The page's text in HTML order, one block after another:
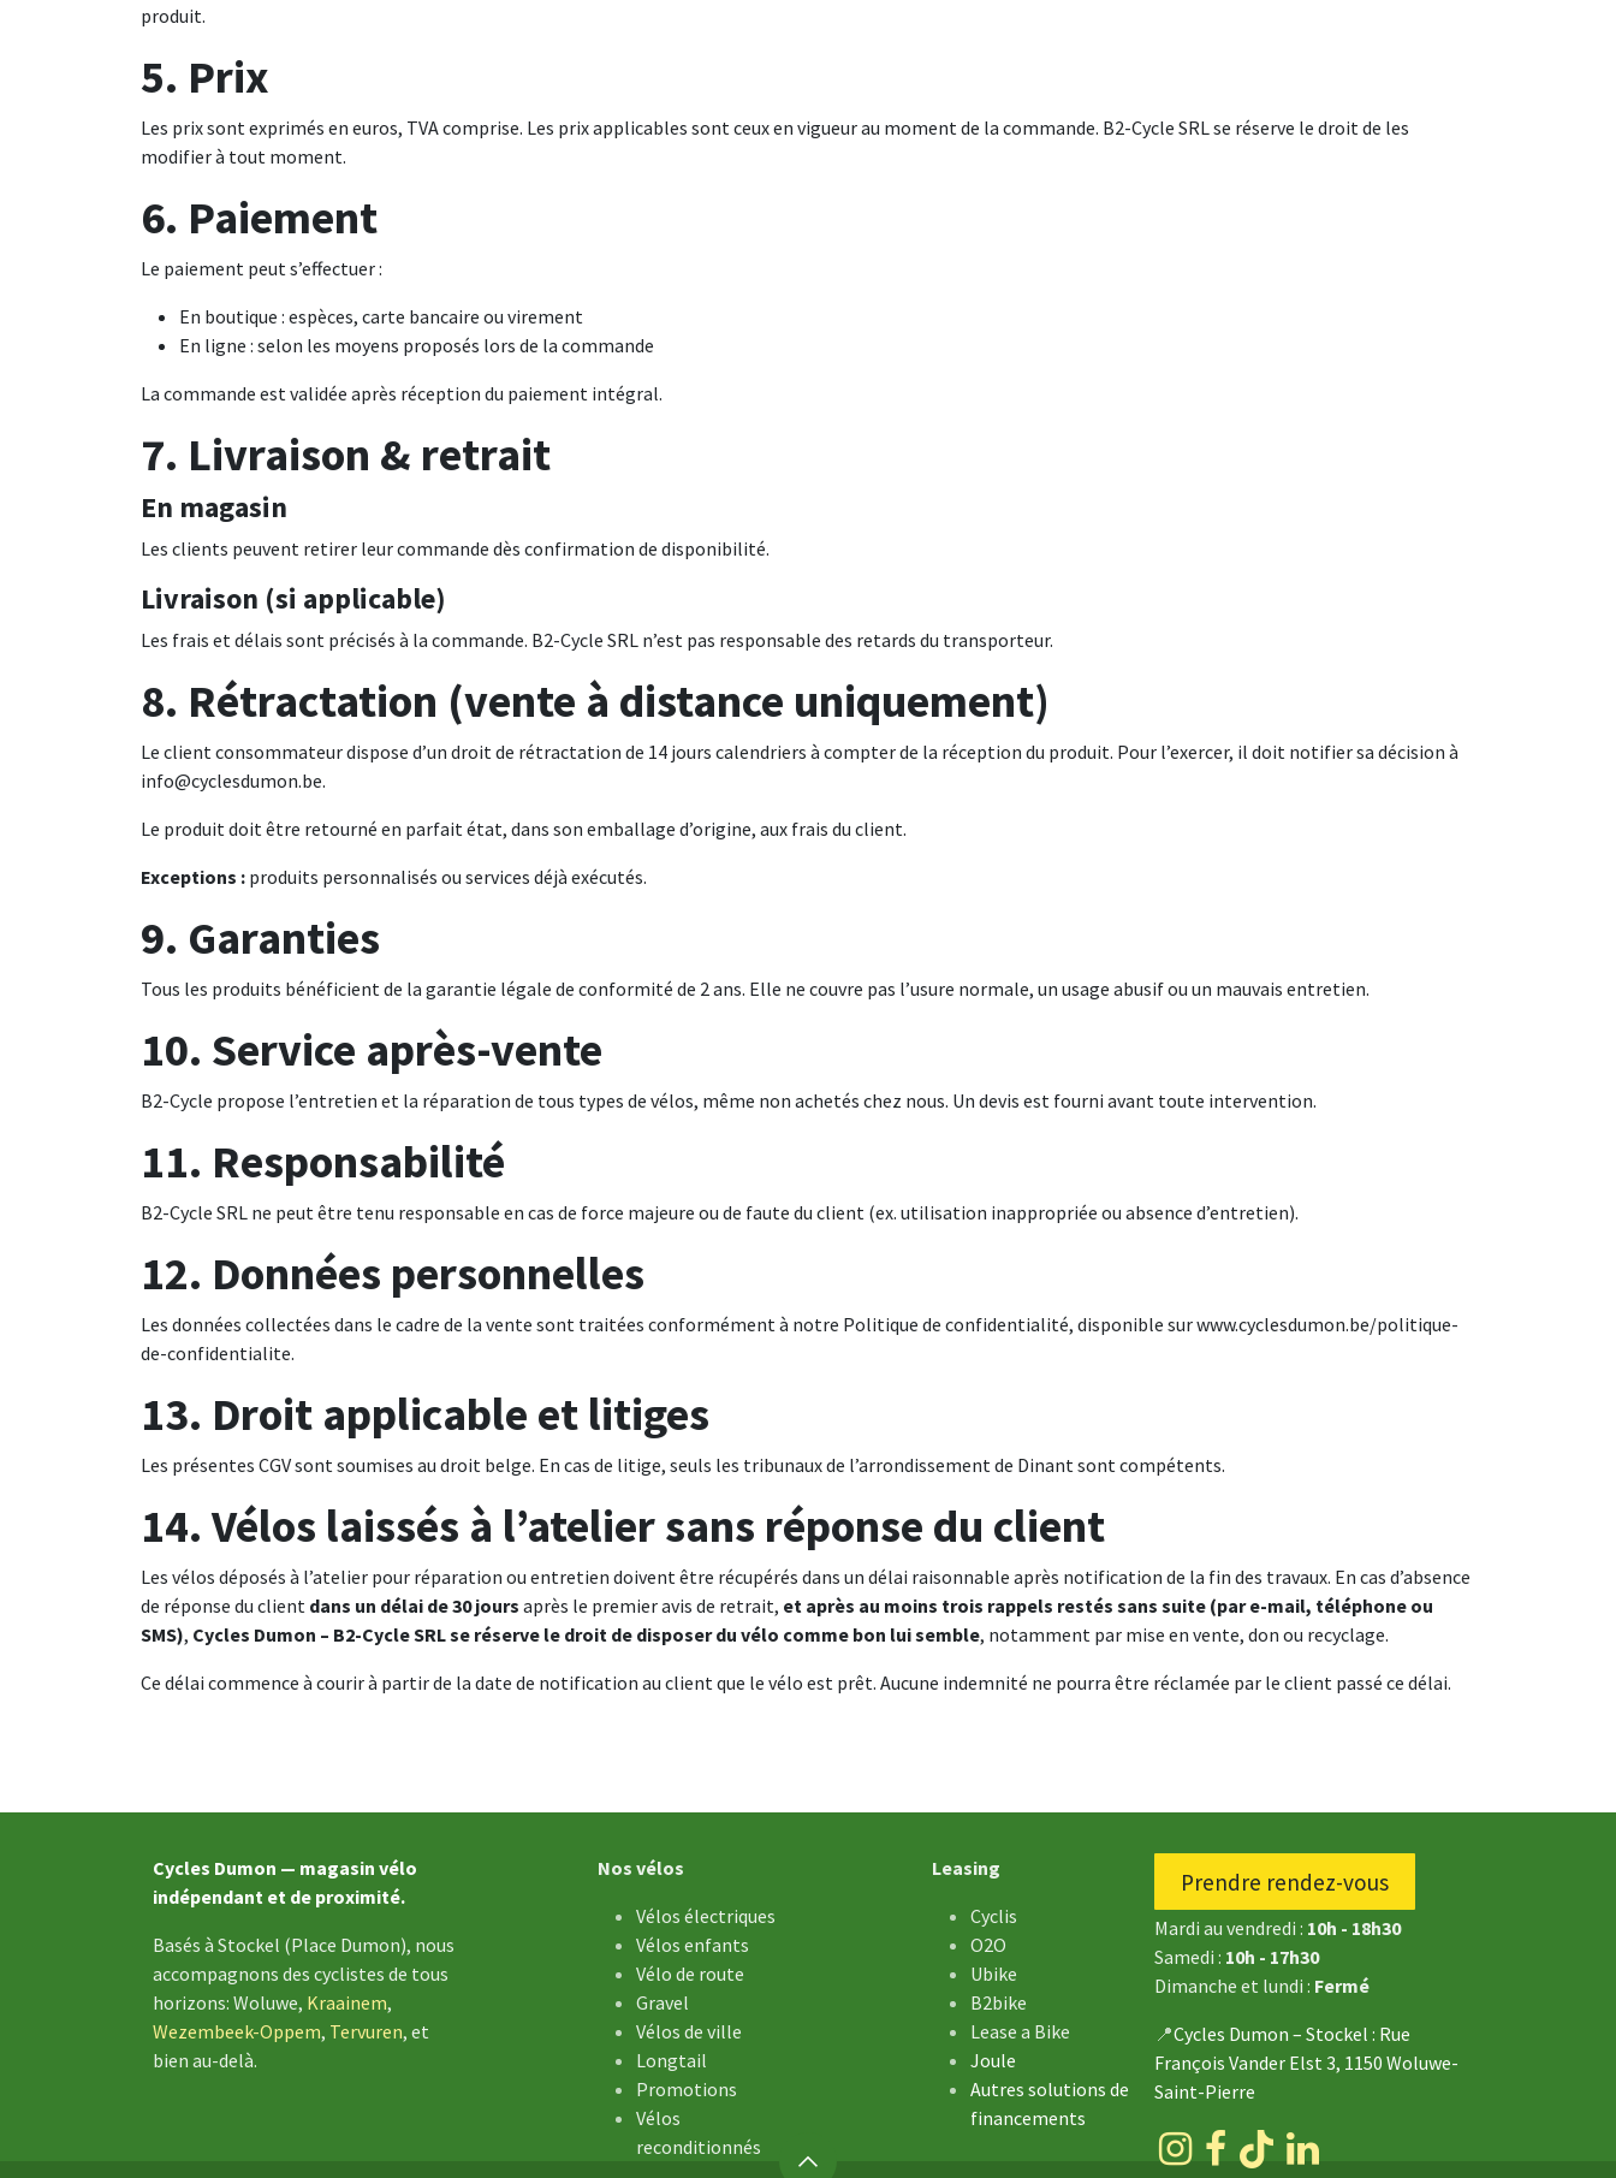
produit.
5. Prix
Les prix sont exprimés en euros, TVA comprise. Les prix applicables sont ceux en vigueur au moment de la commande. B2-Cycle SRL se réserve le droit de les
modifier à tout moment.
6. Paiement
Le paiement peut s’effectuer :
En boutique : espèces, carte bancaire ou virement
En ligne : selon les moyens proposés lors de la commande
La commande est validée après réception du paiement intégral.
7. Livraison & retrait
En magasin
Les clients peuvent retirer leur commande dès confirmation de disponibilité.
Livraison (si applicable)
Les frais et délais sont précisés à la commande. B2-Cycle SRL n’est pas responsable des retards du transporteur.
8. Rétractation (vente à distance uniquement)
Le client consommateur dispose d’un droit de rétractation de 14 jours calendriers à compter de la réception du produit. Pour l’exercer, il doit notifier sa décision à
info@cyclesdumon.be.
Le produit doit être retourné en parfait état, dans son emballage d’origine, aux frais du client.
Exceptions : produits personnalisés ou services déjà exécutés.
9. Garanties
Tous les produits bénéficient de la garantie légale de conformité de 2 ans. Elle ne couvre pas l’usure normale, un usage abusif ou un mauvais entretien.
10. Service après-vente
B2-Cycle propose l’entretien et la réparation de tous types de vélos, même non achetés chez nous. Un devis est fourni avant toute intervention.
11. Responsabilité
B2-Cycle SRL ne peut être tenu responsable en cas de force majeure ou de faute du client (ex. utilisation inappropriée ou absence d’entretien).
12. Données personnelles
Les données collectées dans le cadre de la vente sont traitées conformément à notre Politique de confidentialité, disponible surwww.cyclesdumon.be/politique-
de-confidentialite.
13. Droit applicable et litiges
Les présentes CGV sont soumises au droit belge. En cas de litige, seuls les tribunaux de l’arrondissement de Dinant sont compétents.
14. Vélos laissés à l’atelier sans réponse du client
Les vélos déposés à l’atelier pour réparation ou entretien doivent être récupérés dans un délai raisonnable après notification de la fin des travaux. En cas d’absence
de réponse du client dans un délai de 30 jours après le premier avis de retrait, et après au moins trois rappels restés sans suite (par e-mail, téléphone ou
SMS), Cycles Dumon – B2-Cycle SRL se réserve le droit de disposer du vélo comme bon lui semble, notamment par mise en vente, don ou recyclage.
Ce délai commence à courir à partir de la date de notification au client que le vélo est prêt. Aucune indemnité ne pourra être réclamée par le client passé ce délai.
Cycles Dumon — magasin vélo
indépendant et de proximité.
Basés à Stockel (Place Dumon), nous
accompagnons des cyclistes de tous
horizons: Woluwe, Kraainem,
Wezembeek-Oppem, Tervuren, et
bien au-delà.
Nos vélos
Vélos électriques
Vélos enfants
Vélo de ​route
Gravel
Vélos de ville
Longtail
Promotions
Vélos
reconditionnés
Leasing
Cyclis
O2O
Ubike
B2bike
Lease a Bike
Joule
Autres solutions de
financements
Prendre rendez-vous
Mardi au vendredi : 10h - 18h30
Samedi : 10h - 17h30
Dimanche et lundi : Fermé
📍Cycles Dumon – Stockel : Rue
François Vander Elst 3, 1150 Woluwe-
Saint-Pierre